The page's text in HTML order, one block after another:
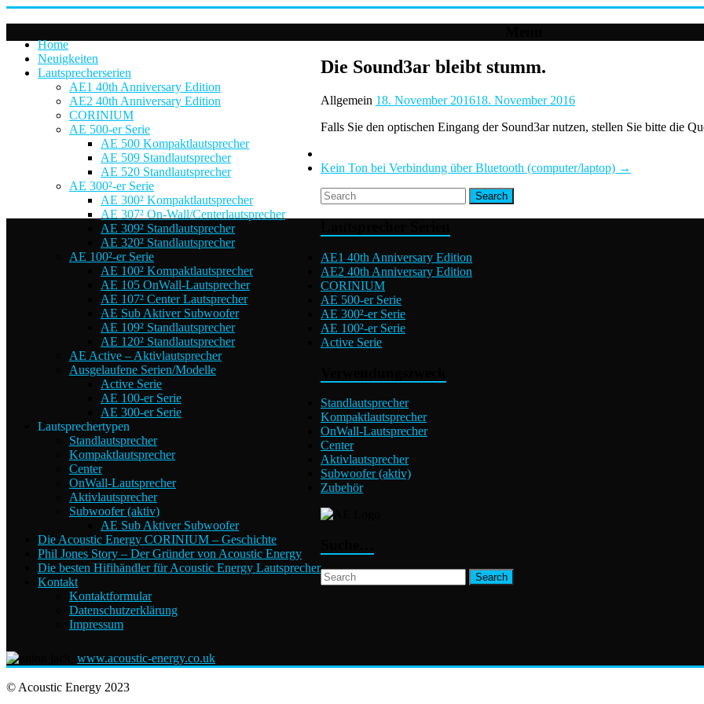
Home
Neuigkeiten
Lautsprecherserien
AE1 40th Anniversary Edition
AE2 40th Anniversary Edition
CORINIUM
AE 500-er Serie
AE 500 Kompaktlautsprecher
AE 509 Standlautsprecher
AE 520 Standlautsprecher
AE 300²-er Serie
AE 300² Kompaktlautsprecher
AE 307² On-Wall/Centerlautsprecher
AE 309² Standlautsprecher
AE 320² Standlautsprecher
AE 100²-er Serie
AE 100² Kompaktlautsprecher
AE 105 OnWall-Lautsprecher
AE 107² Center Lautsprecher
AE Sub Aktiver Subwoofer
AE 109² Standlautsprecher
AE 120² Standlautsprecher
AE Active – Aktivlautsprecher
Ausgelaufene Serien/Modelle
Active Serie
AE 100-er Serie
AE 300-er Serie
Lautsprechertypen
Standlautsprecher
Kompaktlautsprecher
Center
OnWall-Lautsprecher
Aktivlautsprecher
Subwoofer (aktiv)
AE Sub Aktiver Subwoofer
Die Acoustic Energy CORINIUM – Geschichte
Phil Jones Story – Der Gründer von Acoustic Energy
Die besten Hifihändler für Acoustic Energy Lautsprecher
Kontakt
Kontaktformular
Datenschutzerklärung
Impressum
Die Sound3ar bleibt stumm.
Allgemein 18. November 201618. November 2016
Falls Sie den optischen Eingang der Sound3ar nutzen, stellen Sie bitte die
Kein Ton bei Verbindung über Bluetooth (computer/laptop) →
AE1 40th Anniversary Edition
AE2 40th Anniversary Edition
CORINIUM
AE 500-er Serie
AE 300²-er Serie
AE 100²-er Serie
Active Serie
Standlautsprecher
Kompaktlautsprecher
OnWall-Lautsprecher
Center
Aktivlautsprecher
Subwoofer (aktiv)
Zubehör
www.acoustic-energy.co.uk
© Acoustic Energy 2023